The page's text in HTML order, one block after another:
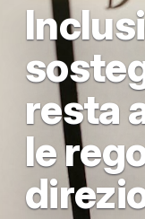
resta
le